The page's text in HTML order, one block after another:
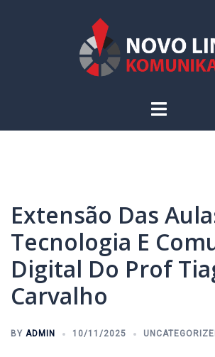
Toggle
Extensão Das
Tecnologia E
Digital Do Prof
Carvalho
BY ADMIN 10/11/2025